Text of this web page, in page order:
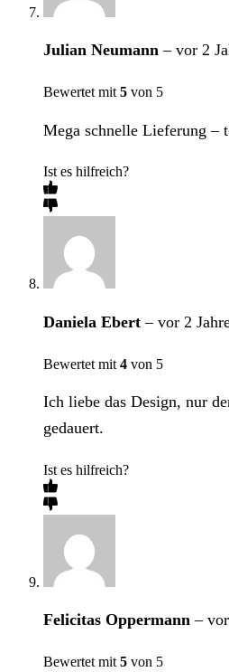
Julian Neumann– vor 2
Bewertet mit 5 von 5
Mega schnelle Lieferung –
Ist es hilfreich?
Daniela Ebert– vor 2
Bewertet mit 4 von 5
Ich liebe das Design, nur
gedauert.
Ist es hilfreich?
Felicitas Oppermann–
Bewertet mit 5 von 5